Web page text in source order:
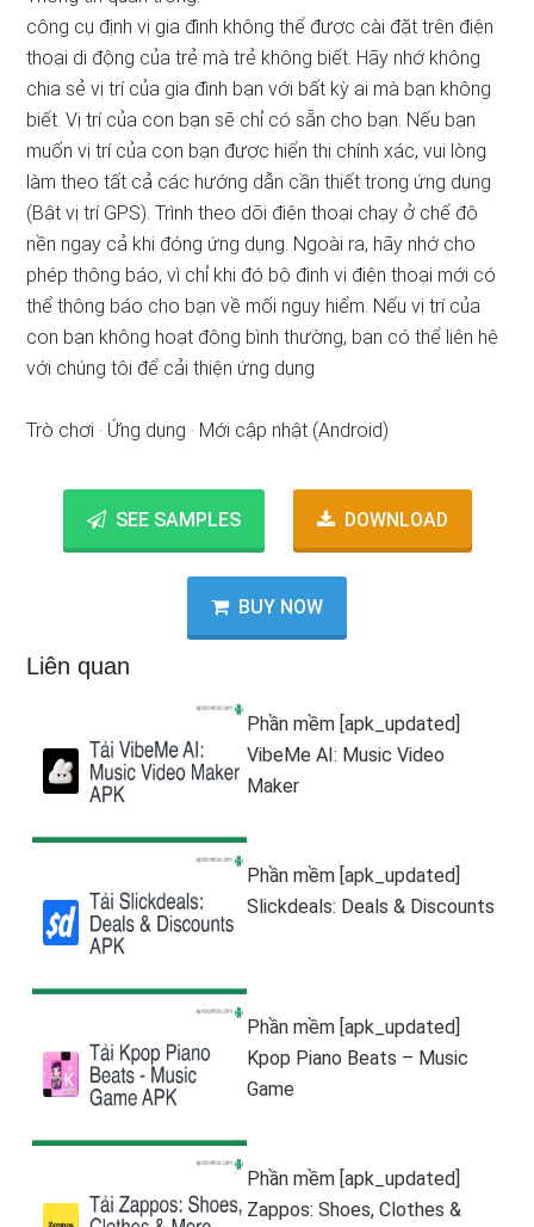
công cụ định vị gia đình không thể được cài đặt trên điện
thoại di động của trẻ mà trẻ không biết. Hãy nhớ không
chia sẻ vị trí của gia đình bạn với bất kỳ ai mà bạn không
biết. Vị trí của con bạn sẽ chỉ có sẵn cho bạn. Nếu bạn
muốn vị trí của con bạn được hiển thị chính xác, vui lòng
làm theo tất cả các hướng dẫn cần thiết trong ứng dụng
(Bật vị trí GPS). Trình theo dõi điện thoại chạy ở chế độ
nền ngay cả khi đóng ứng dụng. Ngoài ra, hãy nhớ cho
phép thông báo, vì chỉ khi đó bộ định vị điện thoại mới có
thể thông báo cho bạn về mối nguy hiểm. Nếu vị trí của
con bạn không hoạt động bình thường, bạn có thể liên hệ
với chúng tôi để cải thiện ứng dụng
Trò chơi · Ứng dụng · Mới cập nhật (Android)
SEE SAMPLES DOWNLOAD
BUY NOW
Liên quan
Phần mềm [apk_updated]
VibeMe AI: Music Video
Maker
Phần mềm [apk_updated]
Slickdeals: Deals & Discounts
Phần mềm [apk_updated]
Kpop Piano Beats – Music
Game
Phần mềm [apk_updated]
Zappos: Shoes, Clothes &